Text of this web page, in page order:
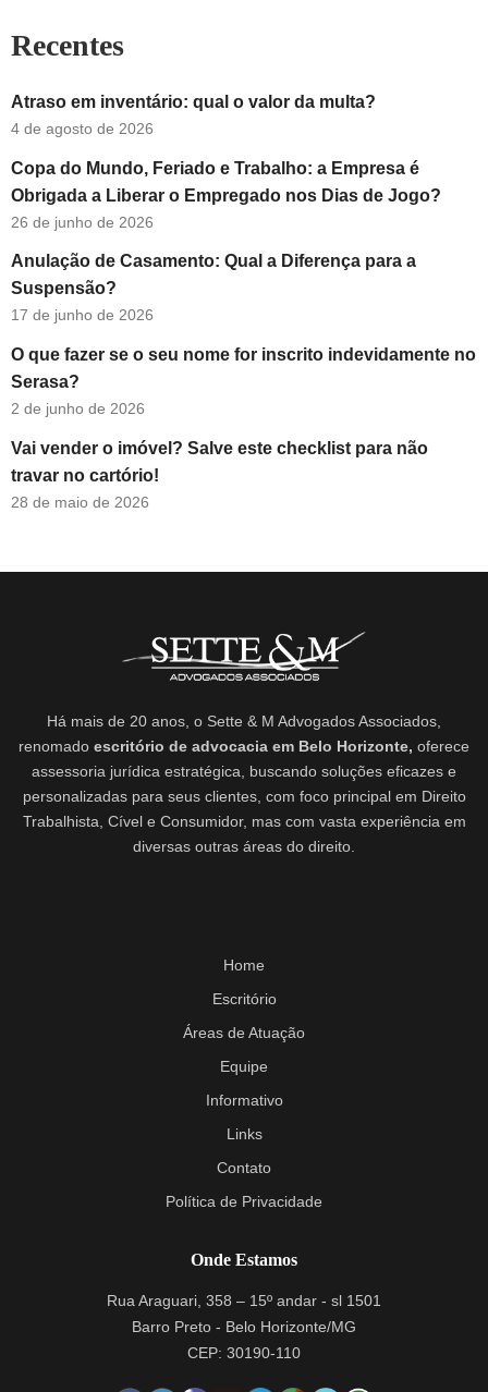
Recentes
Atraso em inventário: qual o valor da multa?
4 de agosto de 2026
Copa do Mundo, Feriado e Trabalho: a Empresa é
Obrigada a Liberar o Empregado nos Dias de Jogo?
26 de junho de 2026
Anulação de Casamento: Qual a Diferença para a
Suspensão?
17 de junho de 2026
O que fazer se o seu nome for inscrito indevidamente no
Serasa?
2 de junho de 2026
Vai vender o imóvel? Salve este checklist para não
travar no cartório!
28 de maio de 2026
Há mais de 20 anos, o Sette & M Advogados Associados,
renomado escritório de advocacia em Belo Horizonte, oferece
assessoria jurídica estratégica, buscando soluções eficazes e
personalizadas para seus clientes, com foco principal em Direito
Trabalhista, Cível e Consumidor, mas com vasta experiência em
diversas outras áreas do direito.
Home
Escritório
Áreas de Atuação
Equipe
Informativo
Links
Contato
Política de Privacidade
Onde Estamos
Rua Araguari, 358 – 15º andar - sl 1501
Barro Preto - Belo Horizonte/MG
CEP: 30190-110